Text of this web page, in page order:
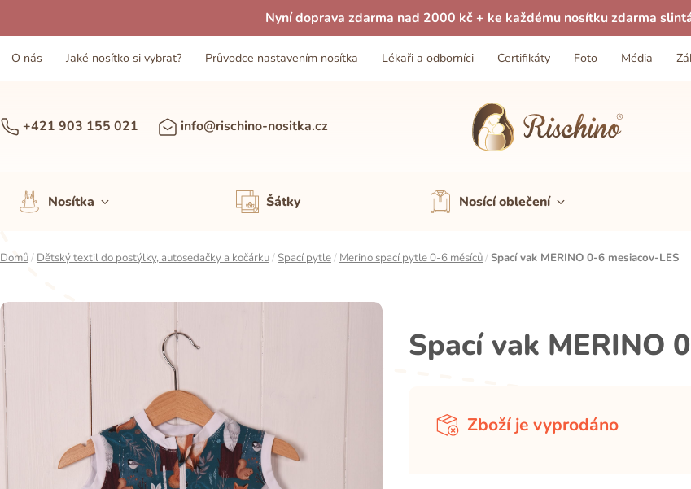
Nyní doprava zdarma nad 2000 kč + ke každému nosítku zdarma
O nás Jaké nosítko si vybrat? Průvodce nastavením nosítka Lékaři a odborníci Certifikáty Foto Média
+421 903 155 021 info@rischino-nositka.cz
Nosítka Šátky Nosící oblečení
Domů/ Dětský textil do postýlky, autosedačky a kočárku/ Spací pytle/ Merino spací pytle 0-6 měsíců/Spací vak MERINO 0-6 mesiacov-LES
Spací vak MERINO
Zboží je vyprodáno